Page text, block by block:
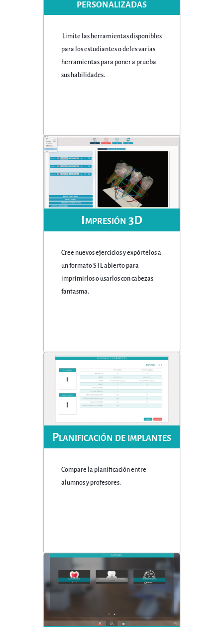
personalizadas
Limite las herramientas disponibles
para los estudiantes o deles varias
herramientas para poner a prueba
sus habilidades.
Impresión 3D
Cree nuevos ejercicios y expórtelos a
un formato STL abierto para
imprimirlos o usarlos con cabezas
fantasma.
Planificación de implantes
Compare la planificación entre
alumnos y profesores.